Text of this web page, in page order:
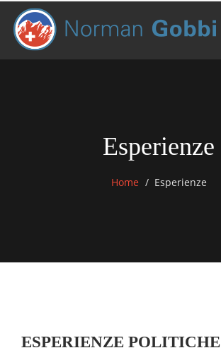
Esperienze
Home Esperienze
ESPERIENZE POLITICHE